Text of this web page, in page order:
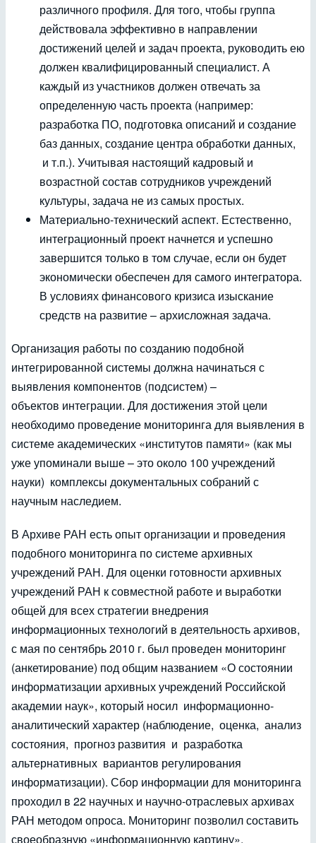
различного профиля. Для того, чтобы группа
действовала эффективно в направлении
достижений целей и задач проекта, руководить ею
должен квалифицированный специалист. А
каждый из участников должен отвечать за
определенную часть проекта (например:
разработка ПО, подготовка описаний и создание
баз данных, создание центра обработки данных,
и т.п.). Учитывая настоящий кадровый и
возрастной состав сотрудников учреждений
культуры, задача не из самых простых.
Материально-технический аспект. Естественно,
интеграционный проект начнется и успешно
завершится только в том случае, если он будет
экономически обеспечен для самого интегратора.
В условиях финансового кризиса изыскание
средств на развитие – архисложная задача.
Организация работы по созданию подобной
интегрированной системы должна начинаться с
выявления компонентов (подсистем) –
объектов интеграции. Для достижения этой цели
необходимо проведение мониторинга для выявления в
системе академических «институтов памяти» (как мы
уже упоминали выше – это около 100 учреждений
науки) комплексы документальных собраний с
научным наследием.
В Архиве РАН есть опыт организации и проведения
подобного мониторинга по системе архивных
учреждений РАН. Для оценки готовности архивных
учреждений РАН к совместной работе и выработки
общей для всех стратегии внедрения
информационных технологий в деятельность архивов,
с мая по сентябрь 2010 г. был проведен мониторинг
(анкетирование) под общим названием «О состоянии
информатизации архивных учреждений Российской
академии наук», который носил информационно-
аналитический характер (наблюдение, оценка, анализ
состояния, прогноз развития и разработка
альтернативных вариантов регулирования
информатизации). Сбор информации для мониторинга
проходил в 22 научных и научно-отраслевых архивах
РАН методом опроса. Мониторинг позволил составить
своеобразную «информационную картину»,